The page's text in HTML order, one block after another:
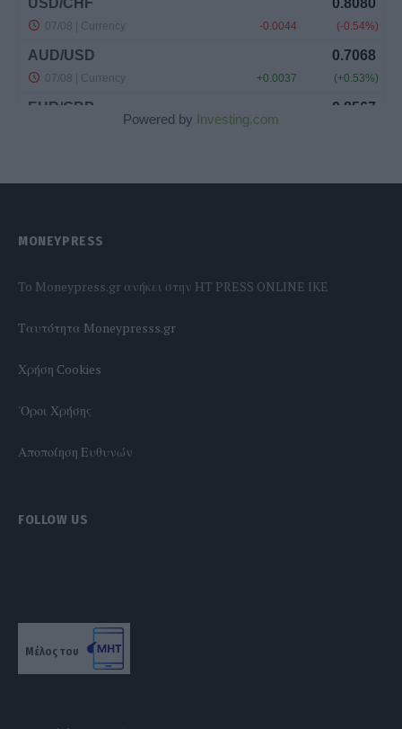
Powered by Investing.com
MONEYPRESS
To Moneypress.gr ανήκει στην HT PRESS ONLINE IKE
Tαυτότητα Moneypresss.gr
Χρήση Cookies
'Οροι Χρήσης
Αποποίηση Ευθυνών
FOLLOW US
Μέλος του